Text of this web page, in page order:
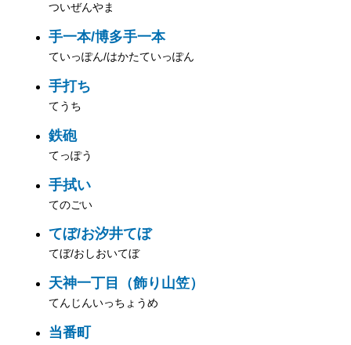
ついぜんやま
手一本/博多手一本
ていっぽん/はかたていっぽん
手打ち
てうち
鉄砲
てっぽう
手拭い
てのごい
てぼ/お汐井てぼ
てぼ/おしおいてぼ
天神一丁目（飾り山笠）
てんじんいっちょうめ
当番町